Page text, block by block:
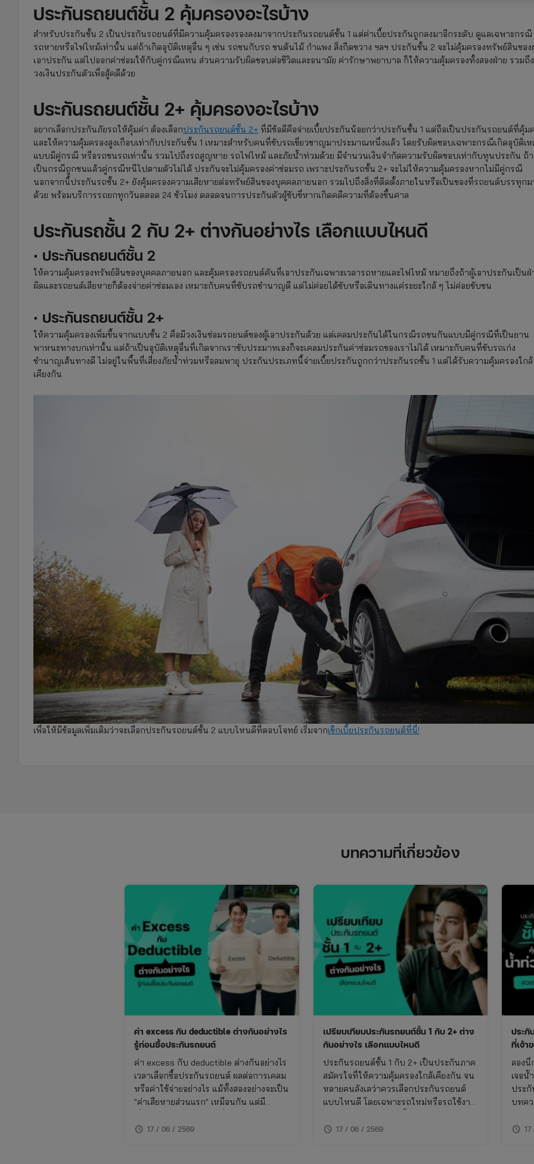
ประกันรถยนต์ชั้น 2 คุ้มครองอะไรบ้าง
สำหรับประกันชั้น 2 เป็นประกันรถยนต์ที่มีความคุ้มครองรองลงมาจากประกันรถยนต์ชั้น 1 แต่ค่าเบี้ยประกันถูกลงมาอีกระดับ ดูแลเฉพาะกรณี
รถหายหรือไฟไหม้เท่านั้น แต่ถ้าเกิดอุบัติเหตุอื่น ๆ เช่น รถชนกับรถ ชนต้นไม้ กำแพง สิ่งกีดขวาง ฯลฯ ประกันชั้น 2 จะไม่คุ้มครองทรัพย์สินของ
เอาประกัน แต่ไปออกค่าซ่อมให้กับคู่กรณีแทน ส่วนความรับผิดชอบต่อชีวิตและอนามัย ค่ารักษาพยาบาล ก็ให้ความคุ้มครองทั้งสองฝ่าย รวมถึ
วงเงินประกันตัวเพื่อสู้คดีด้วย
ประกันรถยนต์ชั้น 2+ คุ้มครองอะไรบ้าง
อยากเลือกประกันภัยรถให้คุ้มค่า ต้องเลือกประกันรถยนต์ชั้น 2+ ที่มีข้อดีคือจ่ายเบี้ยประกันน้อยกว่าประกันชั้น 1 แต่ถือเป็นประกันรถยนต์ที่คุ้ม
และให้ความคุ้มครองสูงเกือบเท่ากับประกันชั้น 1 เหมาะสำหรับคนที่ขับรถเชี่ยวชาญมาประมาณหนึ่งแล้ว โดยรับผิดชอบเฉพาะกรณีเกิดอุบัติเห
แบบมีคู่กรณี หรือรถชนรถเท่านั้น รวมไปถึงรถสูญหาย รถไฟไหม้ และภัยน้ำท่วมด้วย มีจำนวนเงินจำกัดความรับผิดชอบเท่ากับทุนประกัน ถ้า
เป็นกรณีถูกชนแล้วคู่กรณีหนีไปตามตัวไม่ได้ ประกันจะไม่คุ้มครองค่าซ่อมรถ เพราะประกันรถชั้น 2+ จะไม่ให้ความคุ้มครองหากไม่มีคู่กรณี
นอกจากนี้ประกันรถชั้น 2+ ยังคุ้มครองความเสียหายต่อทรัพย์สินของบุคคลภายนอก รวมไปถึงสิ่งที่ติดตั้งภายในหรือเป็นของที่รถยนต์บรรทุกม
ด้วย พร้อมบริการรถยกทุกวันตลอด 24 ชั่วโมง ตลอดจนการประกันตัวผู้ขับขี่หากเกิดคดีความที่ต้องขึ้นศาล
ประกันรถชั้น 2 กับ 2+ ต่างกันอย่างไร เลือกแบบไหนดี
· ประกันรถยนต์ชั้น 2
ให้ความคุ้มครองทรัพย์สินของบุคคลภายนอก และคุ้มครองรถยนต์คันที่เอาประกันเฉพาะเวลารถหายและไฟไหม้ หมายถึงถ้าผู้เอาประกันเป็นฝ่
ผิดและรถยนต์เสียหายก็ต้องจ่ายค่าซ่อมเอง เหมาะกับคนที่ขับรถชำนาญดี แต่ไม่ค่อยได้ขับหรือเดินทางแค่ระยะใกล้ ๆ ไม่ค่อยขับชน
· ประกันรถยนต์ชั้น 2+
ให้ความคุ้มครองเพิ่มขึ้นจากแบบชั้น 2 คือมีวงเงินซ่อมรถยนต์ของผู้เอาประกันด้วย แต่เคลมประกันได้ในกรณีรถชนกันแบบมีคู่กรณีที่เป็นยาน
พาหนะทางบกเท่านั้น แต่ถ้าเป็นอุบัติเหตุอื่นที่เกิดจากเราขับประมาทเองก็จะเคลมประกันค่าซ่อมรถของเราไม่ได้ เหมาะกับคนที่ขับรถเก่ง
ชำนาญเส้นทางดี ไม่อยู่ในพื้นที่เสี่ยงภัยน้ำท่วมหรือลมพายุ ประกันประเภทนี้จ่ายเบี้ยประกันถูกกว่าประกันรถชั้น 1 แต่ได้รับความคุ้มครองใกล้
เคียงกัน
เพื่อให้มีข้อมูลเพิ่มเติมว่าจะเลือกประกันรถยนต์ชั้น 2 แบบไหนดีที่ตอบโจทย์ เริ่มจากเช็กเบี้ยประกันรถยนต์ที่นี่!
บทความที่เกี่ยวข้อง
ค่า excess กับ deductible ต่างกันอย่างไร
รู้ก่อนซื้อประกันรถยนต์
ค่า excess กับ deductible ต่างกันอย่างไร
เวลาเลือกซื้อประกันรถยนต์ ผลต่อการเคลม
หรือค่าใช้จ่ายอย่างไร แม้ทั้งสองอย่างจะเป็น
"ค่าเสียหายส่วนแรก" เหมือนกัน แต่มี
ทำความเข้าใจเรื่องนี้จะช่วยให้ซื้อประกัน
schedule 17 / 06 / 2569
เปรียบเทียบประกันรถยนต์ชั้น 1 กับ 2+ ต่าง
กันอย่างไร เลือกแบบไหนดี
ประกันรถยนต์ชั้น 1 กับ 2+ เป็นประกันภาค
สมัครใจที่ให้ความคุ้มครองใกล้เคียงกัน จน
หลายคนลังเลว่าควรเลือกประกันรถยนต์
แบบไหนดี โดยเฉพาะรถใหม่หรือรถใช้งาน
ความแตกต่างของประกันชั้น 1 กับ 2+ แบบ
schedule 17 / 06 / 2569
ประกั
ที่เจ้า
ลอง
เจอน้
ประกั
บทคว
รถน้ํา
schedule